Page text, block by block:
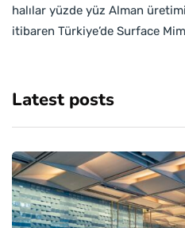
halılar yüzde yüz Alman
itibaren Türkiye’de Surface
Latest posts